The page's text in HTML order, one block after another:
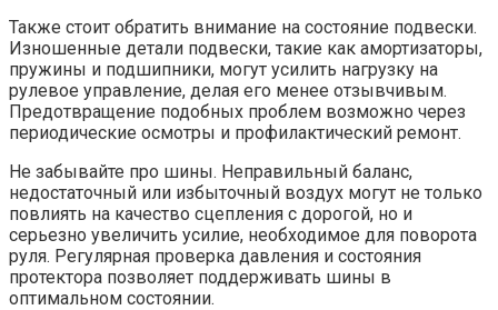
Также стоит обратить внимание на состояние подвески.
Изношенные детали подвески, такие как амортизаторы,
пружины и подшипники, могут усилить нагрузку на
рулевое управление, делая его менее отзывчивым.
Предотвращение подобных проблем возможно через
периодические осмотры и профилактический ремонт.
Не забывайте про шины. Неправильный баланс,
недостаточный или избыточный воздух могут не только
повлиять на качество сцепления с дорогой, но и
серьезно увеличить усилие, необходимое для поворота
руля. Регулярная проверка давления и состояния
протектора позволяет поддерживать шины в
оптимальном состоянии.